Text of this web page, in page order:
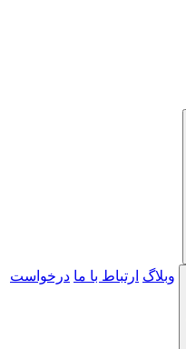
وبلاگ ارتباط با ما درخواست